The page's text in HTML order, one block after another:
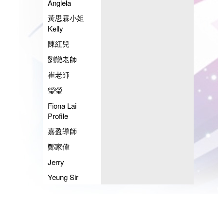
Anglela
黃思霖小姐
Kelly
陳紅兒
劉戀老師
崔老師
瑩瑩
Fiona Lai
Profile
嘉盈導師
鄭家偉
Jerry
Yeung Sir